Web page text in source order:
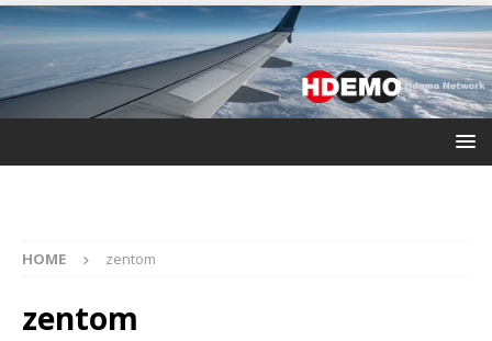
HOME zentom
zentom